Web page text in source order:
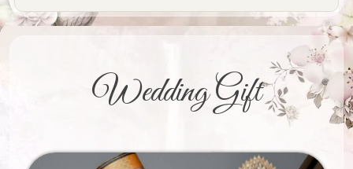
Wedding Gift